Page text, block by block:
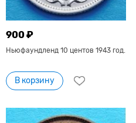
900 ₽
Ньюфаундленд 10 центов 1943 год.
В корзину